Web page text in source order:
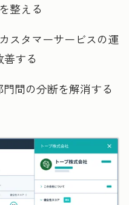
整える
スタマーサービスの運
する
間の分断を解消する